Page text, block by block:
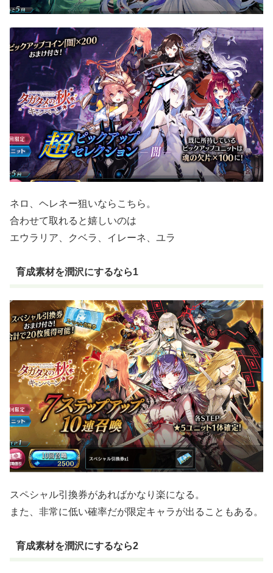
ネロ、ヘレネー狙いならこちら。
合わせて取れると嬉しいのは
エウラリア、クベラ、イレーネ、ユラ
育成素材を潤沢にするなら1
スペシャル引換券があればかなり楽になる。
また、非常に低い確率だが限定キャラが出ることもある。
育成素材を潤沢にするなら2